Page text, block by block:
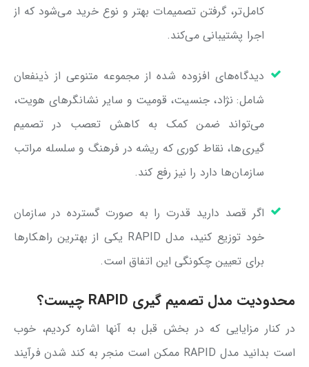
کامل‌تر، گرفتن تصمیمات بهتر و نوع خرید می‌شود که از
اجرا پشتیبانی می‌‌کند.
دیدگاه‌های افزوده شده از مجموعه متنوعی از ذینفعان
شامل: نژاد، جنسیت، قومیت و سایر نشانگرهای هویت،
می‌تواند ضمن کمک به کاهش تعصب در تصمیم
گیری‌‌ها، نقاط کوری که ریشه در فرهنگ و سلسله مراتب
سازمان‌ها دارد را نیز رفع کند.
اگر قصد دارید قدرت را به صورت گسترده در سازمان
خود توزیع کنید، مدل RAPID یکی از بهترین راهکارها
برای تعیین چکونگی این اتفاق است.
محدودیت‌ مدل تصمیم گیری RAPID چیست؟
در کنار مزایایی که در بخش قبل به آنها اشاره کردیم، خوب
است بدانید مدل RAPID ممکن است منجر به کند شدن فرآیند